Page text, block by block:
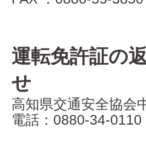
運転免許証の
せ
高知県交通安全協会
電話：0880-34-0110